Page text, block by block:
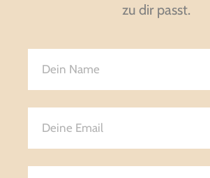
zu dir passt.